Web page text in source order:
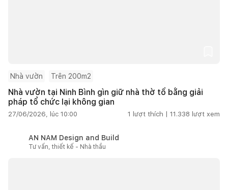
Nhà vườn Trên 200m2
Nhà vườn tại Ninh Bình gìn giữ nhà thờ tổ bằng giải
pháp tổ chức lại không gian
27/06/2026, lúc 10:00 1 lượt thích | 11.338 lượt xem
AN NAM Design and Build
Tư vấn, thiết kế - Nhà thầu